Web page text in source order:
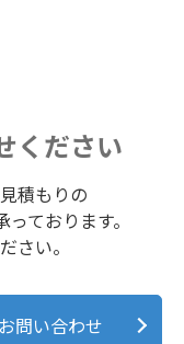
ください
積もりの
ております。
さい。
お問い合わせ